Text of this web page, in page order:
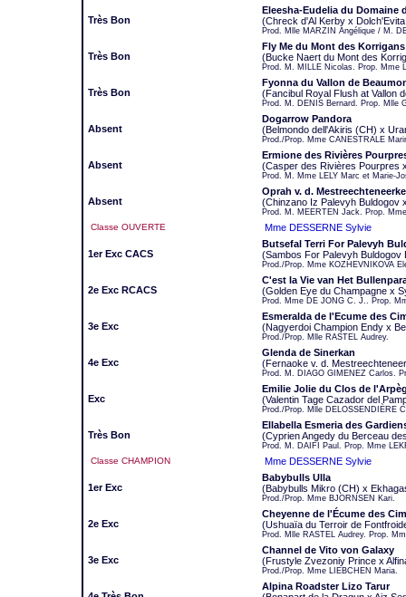
Très Bon
Eleesha-Eudelia du Domaine
(Chreck d'Al Kerby x
Prod. Mlle MARZIN Angélique / M.
Très Bon
Fly Me du Mont des Korrigans
(Bucke Naert du Mont des
Prod. M. MILLE Nicolas. Prop. Mme
Très Bon
Fyonna du Vallon de
(Fancibul Royal Flush at Vallon
Prod. M. DENIS Bernard. Prop. Mlle
Absent
Dogarrow Pandora
(Belmondo dell'Akiris (CH) x
Prod./Prop. Mme CANESTRALE
Absent
Ermione des Rivières
(Casper des Rivières Pourpres
Prod. M. Mme LELY Marc et Marie-
Absent
Oprah v. d.
(Chinzano Iz Palevyh Buldogov
Prod. M. MEERTEN Jack. Prop.
Classe OUVERTE Mme DESSERNE Sylvie
1er Exc CACS
Butsefal Terri For Palevyh
(Sambos For Palevyh Buldogov
Prod./Prop. Mme KOZHEVNIKOVA
2e Exc RCACS
C'est la Vie van Het
(Golden Eye du Champagne x
Prod. Mme DE JONG C. J.. Prop.
3e Exc
Esmeralda de l'Ecume des
(Nagyerdoi Champion Endy x
Prod./Prop. Mlle RASTEL Audrey.
4e Exc
Glenda de Sinerkan
(Fernaoke v. d.
Prod. M. DIAGO GIMENEZ Carlos.
Exc
Emilie Jolie du Clos de
(Valentin Tage Cazador del
Prod./Prop. Mlle DELOSSENDIÈRE
Très Bon
Ellabella Esmeria des
(Cyprien Angedy du Berceau
Prod. M. DAIFI Paul. Prop. Mme
Classe CHAMPION Mme DESSERNE Sylvie
1er Exc
Babybulls Ulla
(Babybulls Mikro (CH) x
Prod./Prop. Mme BJORNSEN Kari.
2e Exc
Cheyenne de l'Écume des
(Ushuaïa du Terroir de
Prod. Mlle RASTEL Audrey. Prop.
3e Exc
Channel de Vito von Galaxy
(Frustyle Zvezoniy Prince x
Prod./Prop. Mme LIEBCHEN Maria.
Alpina Roadster Lizo Tarur